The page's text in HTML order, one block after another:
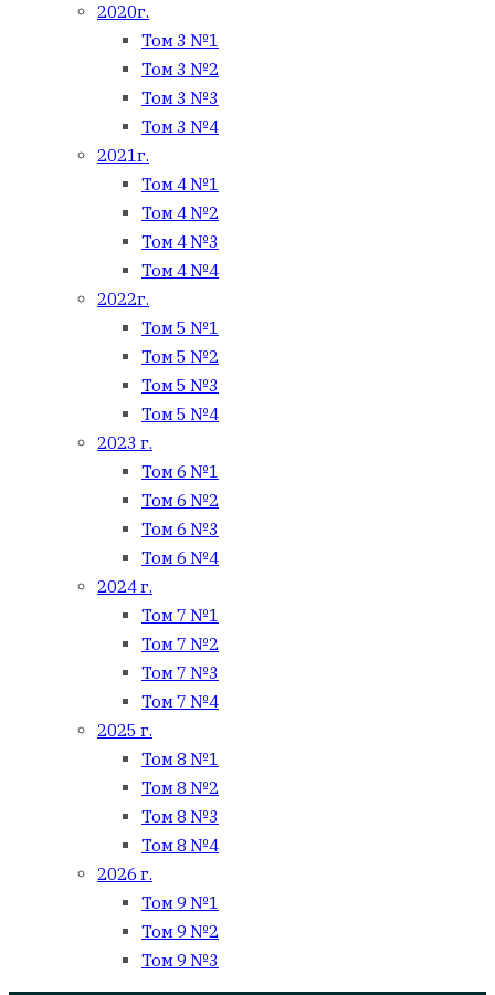
2020г.
Том 3 №1
Том 3 №2
Том 3 №3
Том 3 №4
2021г.
Том 4 №1
Том 4 №2
Том 4 №3
Том 4 №4
2022г.
Том 5 №1
Том 5 №2
Том 5 №3
Том 5 №4
2023 г.
Том 6 №1
Том 6 №2
Том 6 №3
Том 6 №4
2024 г.
Том 7 №1
Том 7 №2
Том 7 №3
Том 7 №4
2025 г.
Том 8 №1
Том 8 №2
Том 8 №3
Том 8 №4
2026 г.
Том 9 №1
Том 9 №2
Том 9 №3